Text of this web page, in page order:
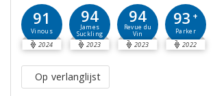
91
Vinous
2024
94
James
Suckling
2023
94
Revue du
Vin
2023
93 +
Parker
2022
Op verlanglijst